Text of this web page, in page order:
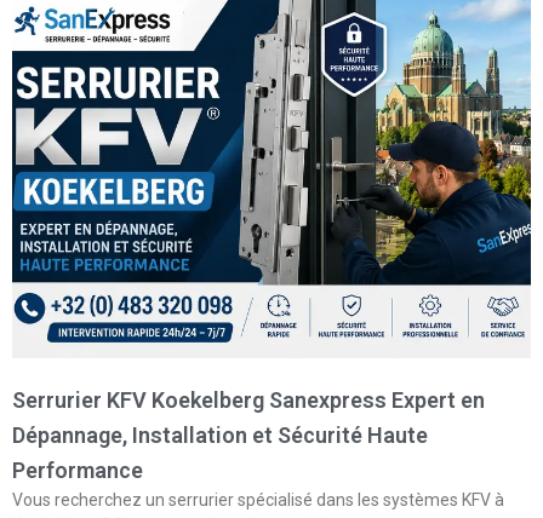
Serrurier KFV Koekelberg Sanexpress Expert en
Dépannage, Installation et Sécurité Haute
Performance
Vous recherchez un serrurier spécialisé dans les systèmes KFV à